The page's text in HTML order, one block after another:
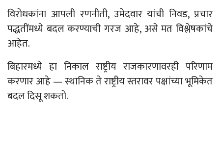
विरोधकांना आपली रणनीती, उमेदवार यांची निवड, प्रचार
पद्धतींमध्ये बदल करण्याची गरज आहे, असे मत विश्लेषकांचे
आहेत.
बिहारमध्ये हा निकाल राष्ट्रीय राजकारणावरही परिणाम
करणार आहे—स्थानिक ते राष्ट्रीय स्तरावर पक्षांच्या भूमिकेत
बदल दिसू शकतो.